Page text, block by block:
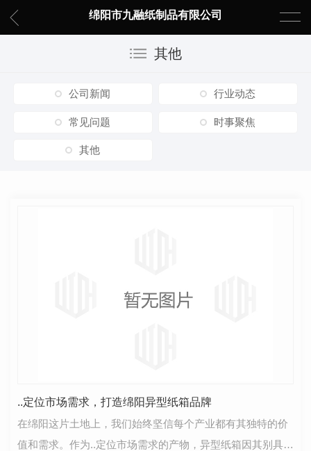
绵阳市九融纸制品有限公司
其他
公司新闻 行业动态
常见问题 时事聚焦
其他
..定位市场需求，打造绵阳异型纸箱品牌
在绵阳这片土地上，我们始终坚信每个产业都有其独特的价
值和需求。作为..定位市场需求的产物，异型纸箱因其别具一